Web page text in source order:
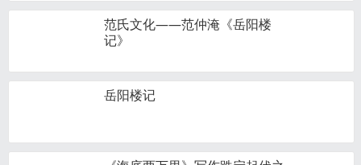
范氏文化——范仲淹《岳阳楼
记》
岳阳楼记